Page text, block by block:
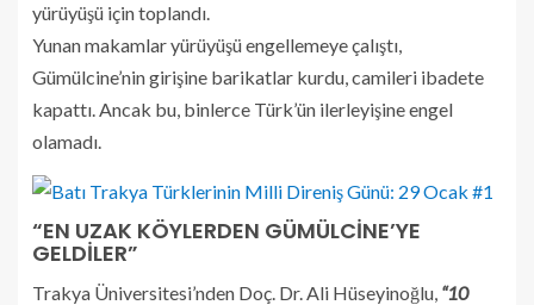
yürüyüşü için toplandı.
Yunan makamlar yürüyüşü engellemeye çalıştı,
Gümülcine’nin girişine barikatlar kurdu, camileri ibadete
kapattı. Ancak bu, binlerce Türk’ün ilerleyişine engel
olamadı.
“EN UZAK KÖYLERDEN GÜMÜLCİNE’YE
GELDİLER”
Trakya Üniversitesi’nden Doç. Dr. Ali Hüseyinoğlu, “10